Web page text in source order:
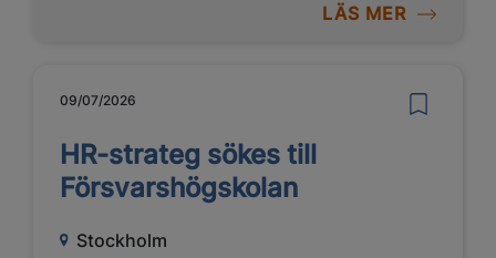
LÄS MER
09/07/2026
HR-strateg sökes till
Försvarshögskolan
Stockholm